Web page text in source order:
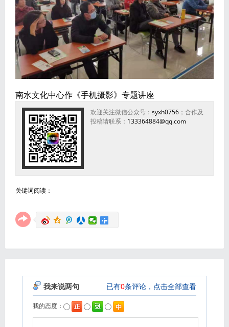
南水文化中心作《手机摄影》专题讲座
欢迎关注微信公众号： syxh0756；合作及
投稿请联系： 133364884@qq.com
关键词阅读：